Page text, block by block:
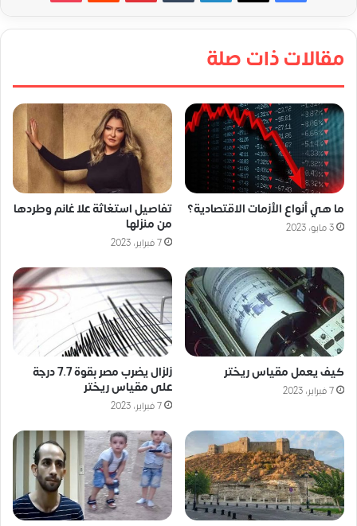
مقالات ذات صلة
ما هي أنواع الأزمات الاقتصادية؟
3 مايو، 2023
تفاصيل استغاثة علا غانم وطردها
من منزلها
7 فبراير، 2023
كيف يعمل مقياس ريختر
7 فبراير، 2023
زلزال يضرب مصر بقوة 7.7 درجة
على مقياس ريختر
7 فبراير، 2023